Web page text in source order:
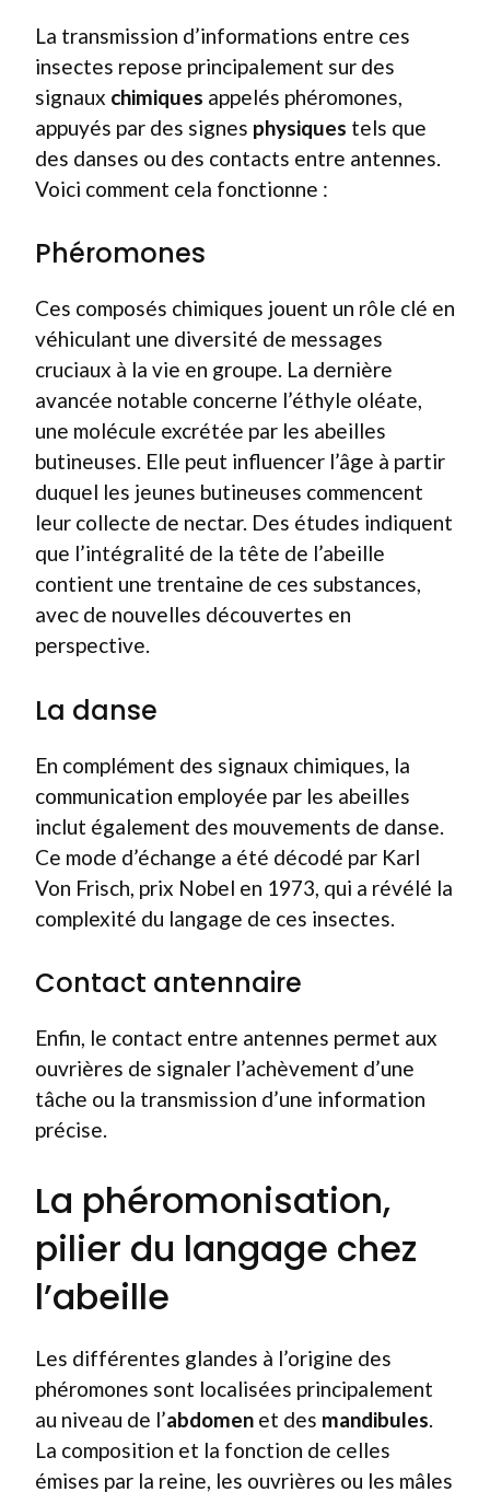
La transmission d’informations entre ces
insectes repose principalement sur des
signaux chimiques appelés phéromones,
appuyés par des signes physiques tels que
des danses ou des contacts entre antennes.
Voici comment cela fonctionne :
Phéromones
Ces composés chimiques jouent un rôle clé en
véhiculant une diversité de messages
cruciaux à la vie en groupe. La dernière
avancée notable concerne l’éthyle oléate,
une molécule excrétée par les abeilles
butineuses. Elle peut influencer l’âge à partir
duquel les jeunes butineuses commencent
leur collecte de nectar. Des études indiquent
que l’intégralité de la tête de l’abeille
contient une trentaine de ces substances,
avec de nouvelles découvertes en
perspective.
La danse
En complément des signaux chimiques, la
communication employée par les abeilles
inclut également des mouvements de danse.
Ce mode d’échange a été décodé par Karl
Von Frisch, prix Nobel en 1973, qui a révélé la
complexité du langage de ces insectes.
Contact antennaire
Enfin, le contact entre antennes permet aux
ouvrières de signaler l’achèvement d’une
tâche ou la transmission d’une information
précise.
La phéromonisation,
pilier du langage chez
l’abeille
Les différentes glandes à l’origine des
phéromones sont localisées principalement
au niveau de l’abdomen et des mandibules
La composition et la fonction de celles
émises par la reine, les ouvrières ou les mâles